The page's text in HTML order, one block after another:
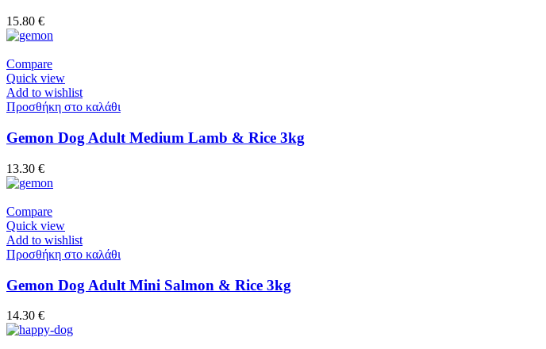
15.80 €
Compare
Quick view
Add to wishlist
Προσθήκη στο καλάθι
Gemon Dog Adult Medium Lamb & Rice 3kg
13.30 €
Compare
Quick view
Add to wishlist
Προσθήκη στο καλάθι
Gemon Dog Adult Mini Salmon & Rice 3kg
14.30 €